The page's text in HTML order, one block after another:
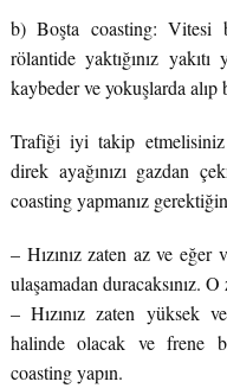
b) Boşta coasting: Vitesi
rölantide yaktığınız
kaybeder ve yokuşlarda alıp
Trafiği iyi takip
direk ayağınızı gazdan
coasting yapmanız
– Hızınız zaten az ve eğer
ulaşamadan duracaksınız.
– Hızınız zaten yüksek
halinde olacak ve frene
coasting yapın.